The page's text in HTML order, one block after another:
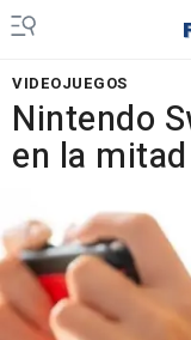
VIDEOJUEGOS
Nintendo
en la